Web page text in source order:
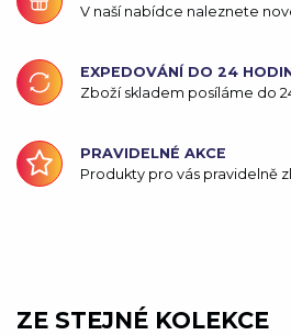
V naší nabídce naleznete
EXPEDOVÁNÍ DO 24
Zboží skladem posíláme do
PRAVIDELNÉ AKCE
Produkty pro vás pravidelně
ZE STEJNÉ KOLEKCE